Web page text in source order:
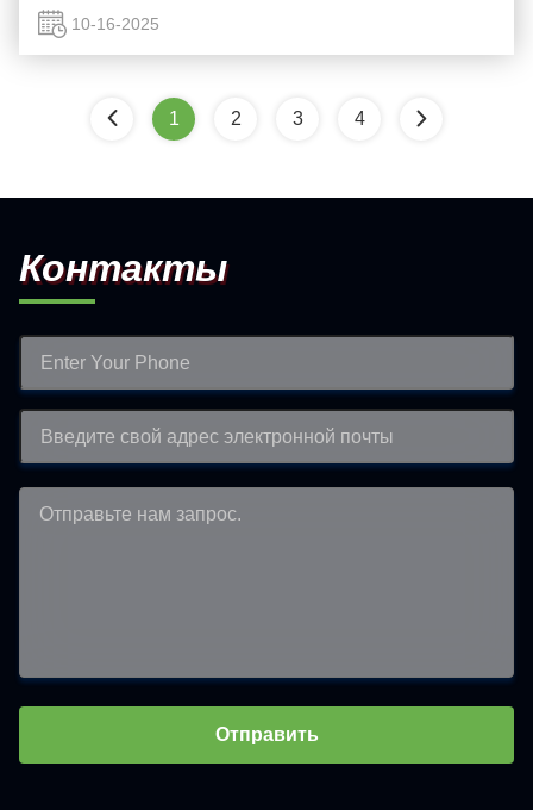
является необходимой опорой в жаркое лето и холодную
10-16-2025
1 2 3 4
Контакты
Отправить